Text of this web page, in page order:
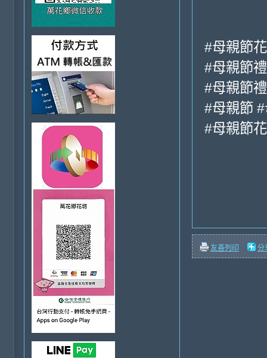
#母親節
#母親節
#母親節
#母親節
#母親節
友善列印 分